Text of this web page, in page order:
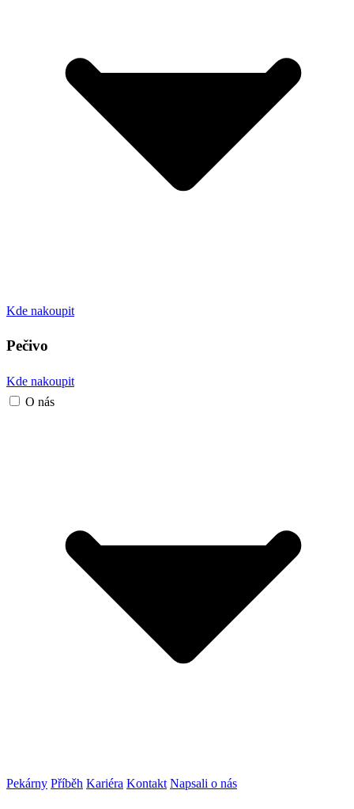
Kde nakoupit
Pečivo
Kde nakoupit
O nás
Pekárny Příběh Kariéra Kontakt Napsali o nás